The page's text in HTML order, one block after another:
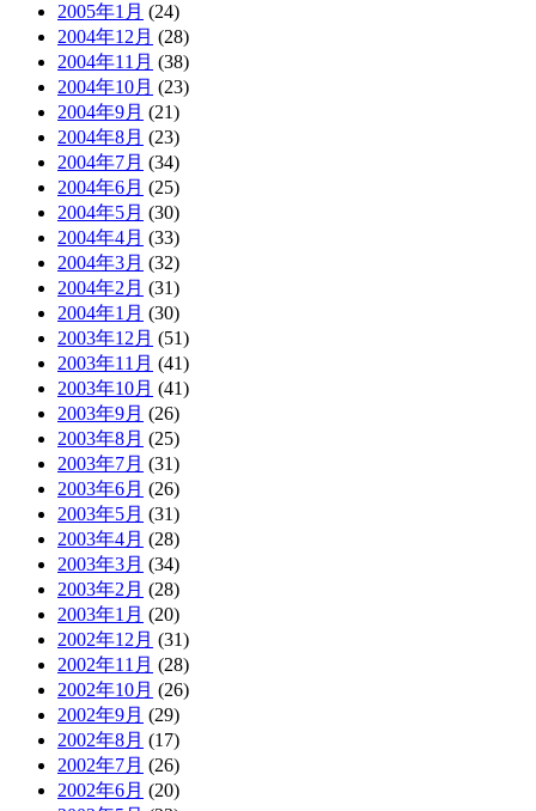
2005年1月 (24)
2004年12月 (28)
2004年11月 (38)
2004年10月 (23)
2004年9月 (21)
2004年8月 (23)
2004年7月 (34)
2004年6月 (25)
2004年5月 (30)
2004年4月 (33)
2004年3月 (32)
2004年2月 (31)
2004年1月 (30)
2003年12月 (51)
2003年11月 (41)
2003年10月 (41)
2003年9月 (26)
2003年8月 (25)
2003年7月 (31)
2003年6月 (26)
2003年5月 (31)
2003年4月 (28)
2003年3月 (34)
2003年2月 (28)
2003年1月 (20)
2002年12月 (31)
2002年11月 (28)
2002年10月 (26)
2002年9月 (29)
2002年8月 (17)
2002年7月 (26)
2002年6月 (20)